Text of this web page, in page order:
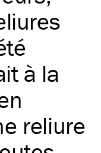
à la
reliure